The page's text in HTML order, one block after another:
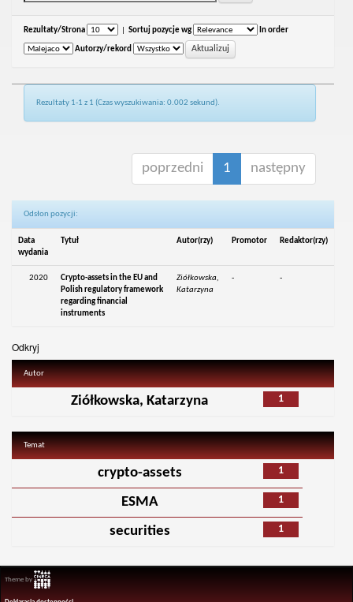
Rezultaty/Strona Sortuj pozycje wg In order
Autorzy/rekord
Rezultaty 1-1 z 1 (Czas wyszukiwania: 0.002 sekund).
poprzedni 1 następny
Odsłon pozycji:
Data
wydania
Tytuł Autor(rzy) Promotor Redaktor(rzy)
2020
Crypto-assets in the EU and
Polish regulatory framework
regarding financial
instruments
Ziółkowska,
Katarzyna
- -
Odkryj
Autor
1
Ziółkowska, Katarzyna
Temat
1
crypto-assets
1
ESMA
1
securities
Theme by